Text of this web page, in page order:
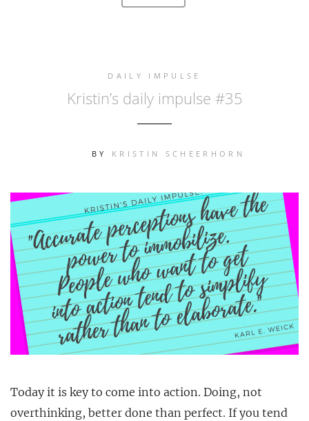
DAILY IMPULSE
Kristin’s daily impulse #35
BY KRISTIN SCHEERHORN
Today it is key to come into action. Doing, not
overthinking, better done than perfect. If you tend